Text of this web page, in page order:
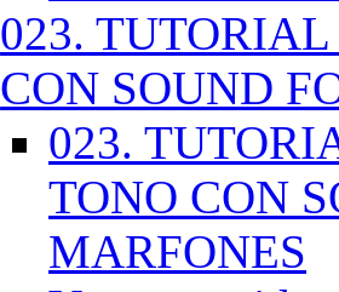
023.
CON SOUND
023.
TONO CON
MARFONES